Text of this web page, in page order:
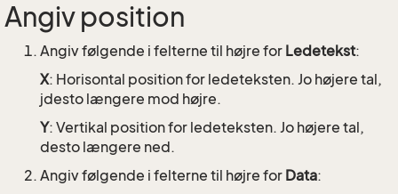
Angiv position
Angiv følgende i felterne til højre for Ledetekst:
X: Horisontal position for ledeteksten. Jo højere tal,
jdesto længere mod højre.
Y: Vertikal position for ledeteksten. Jo højere tal,
desto længere ned.
Angiv følgende i felterne til højre for Data: